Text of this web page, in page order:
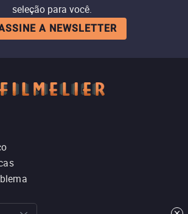
seleção para você.
A NEWSLETTER